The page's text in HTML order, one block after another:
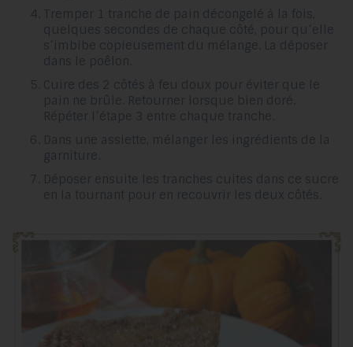
Tremper 1 tranche de pain décongelé à la fois,
quelques secondes de chaque côté, pour qu’elle
s’imbibe copieusement du mélange. La déposer
dans le poêlon.
Cuire des 2 côtés à feu doux pour éviter que le
pain ne brûle. Retourner lorsque bien doré.
Répéter l’étape 3 entre chaque tranche.
Dans une assiette, mélanger les ingrédients de la
garniture.
Déposer ensuite les tranches cuites dans ce sucre
en la tournant pour en recouvrir les deux côtés.